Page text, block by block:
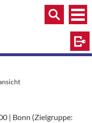
Menü
Suche
| Ort:
Bonn (Zielgruppe: